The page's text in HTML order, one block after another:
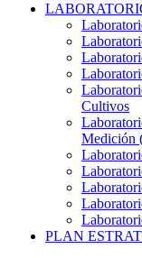
Cultivos
Medición
PLAN